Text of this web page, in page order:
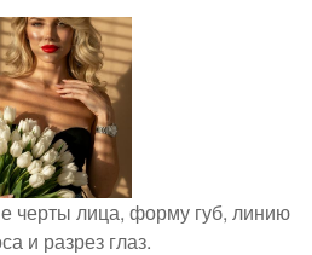
черты лица, форму губ, линию
и разрез глаз.